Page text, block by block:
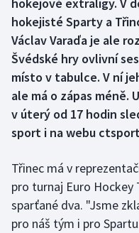
Curling
Dostihy
Florbal
Futsal
Gymnastika
Házená
hokejisté Sparty a
Václav Varaďa je ale
Švédské hry ovlivní
místo v tabulce. V ní
ale má o zápas méně.
v úterý od 17 hodin
sport i na webu
Třinec má v
pro turnaj Euro
sparťané dva. "Jsme
pro náš tým i pro